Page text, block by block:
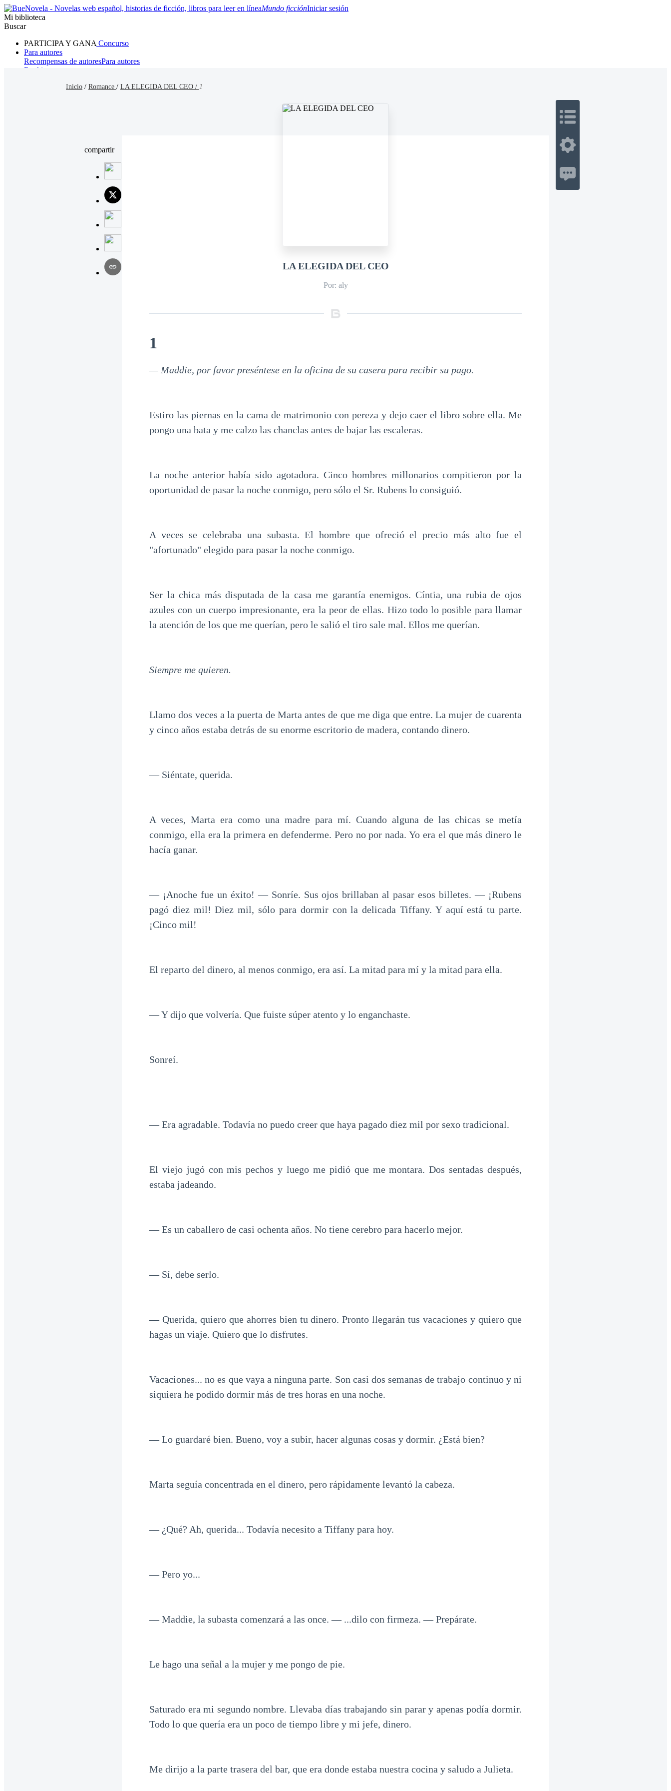
Mundo ficciónIniciar sesión
Mi biblioteca
Buscar
PARTICIPA Y GANA Concurso
Para autores
Recompensas de autoresPara autores
Ranking
Paranormal Misterio/ThrillerOriental
Inicio / Romance / LA ELEGIDA DEL CEO / 1
compartir
LA ELEGIDA DEL CEO
Por: aly
1
— Maddie, por favor preséntese en la oficina de su casera para recibir su pago.
Estiro las piernas en la cama de matrimonio con pereza y dejo caer el libro sobre ella. Me
pongo una bata y me calzo las chanclas antes de bajar las escaleras.
La noche anterior había sido agotadora. Cinco hombres millonarios compitieron por la
oportunidad de pasar la noche conmigo, pero sólo el Sr. Rubens lo consiguió.
A veces se celebraba una subasta. El hombre que ofreció el precio más alto fue el
"afortunado" elegido para pasar la noche conmigo.
Ser la chica más disputada de la casa me garantía enemigos. Cíntia, una rubia de ojos
azules con un cuerpo impresionante, era la peor de ellas. Hizo todo lo posible para llamar
la atención de los que me querían, pero le salió el tiro sale mal. Ellos me querían.
Siempre me quieren.
Llamo dos veces a la puerta de Marta antes de que me diga que entre. La mujer de cuarenta
y cinco años estaba detrás de su enorme escritorio de madera, contando dinero.
— Siéntate, querida.
A veces, Marta era como una madre para mí. Cuando alguna de las chicas se metía
conmigo, ella era la primera en defenderme. Pero no por nada. Yo era el que más dinero le
hacía ganar.
— ¡Anoche fue un éxito! — Sonríe. Sus ojos brillaban al pasar esos billetes. — ¡Rubens
pagó diez mil! Diez mil, sólo para dormir con la delicada Tiffany. Y aquí está tu parte.
¡Cinco mil!
El reparto del dinero, al menos conmigo, era así. La mitad para mí y la mitad para ella.
— Y dijo que volvería. Que fuiste súper atento y lo enganchaste.
Sonreí.
— Era agradable. Todavía no puedo creer que haya pagado diez mil por sexo tradicional.
El viejo jugó con mis pechos y luego me pidió que me montara. Dos sentadas después,
estaba jadeando.
— Es un caballero de casi ochenta años. No tiene cerebro para hacerlo mejor.
— Sí, debe serlo.
— Querida, quiero que ahorres bien tu dinero. Pronto llegarán tus vacaciones y quiero que
hagas un viaje. Quiero que lo disfrutes.
Vacaciones... no es que vaya a ninguna parte. Son casi dos semanas de trabajo continuo y ni
siquiera he podido dormir más de tres horas en una noche.
— Lo guardaré bien. Bueno, voy a subir, hacer algunas cosas y dormir. ¿Está bien?
Marta seguía concentrada en el dinero, pero rápidamente levantó la cabeza.
— ¿Qué? Ah, querida... Todavía necesito a Tiffany para hoy.
— Pero yo...
— Maddie, la subasta comenzará a las once. — ...dilo con firmeza. — Prepárate.
Le hago una señal a la mujer y me pongo de pie.
Saturado era mi segundo nombre. Llevaba días trabajando sin parar y apenas podía dormir.
Todo lo que quería era un poco de tiempo libre y mi jefe, dinero.
Me dirijo a la parte trasera del bar, que era donde estaba nuestra cocina y saludo a Julieta.